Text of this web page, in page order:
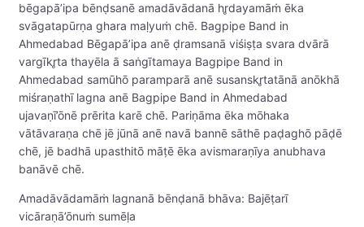
bēgapā’ipa bēnḍsanē amadāvādanā hr̥dayamāṁ ēka
svāgatapūrṇa ghara maḷyuṁ chē. Bagpipe Band in
Ahmedabad Bēgapā’ipa anē ḍramsanā viśiṣṭa svara dvārā
vargīkr̥ta thayēla ā saṅgītamaya Bagpipe Band in
Ahmedabad samūhō paramparā anē susanskr̥tatānā anōkhā
miśraṇathī lagna anē Bagpipe Band in Ahmedabad
ujavaṇī’ōnē prērita karē chē. Pariṇāma ēka mōhaka
vātāvaraṇa chē jē jūnā anē navā bannē sāthē paḍaghō pāḍē
chē, jē badhā upasthitō māṭē ēka avismaraṇīya anubhava
banāvē chē.
Amadāvādamāṁ lagnanā bēnḍanā bhāva: Bajēṭarī
vicāraṇā’ōnuṁ sumēḷa